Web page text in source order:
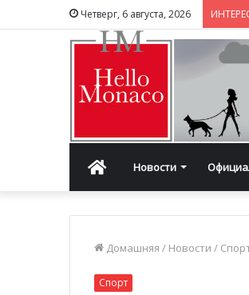
Четверг, 6 августа, 2026
ГлавнаяНовости
Домашняя / Новости /
Спорт